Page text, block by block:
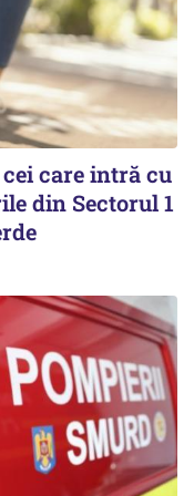
care intră cu
din Sectorul 1